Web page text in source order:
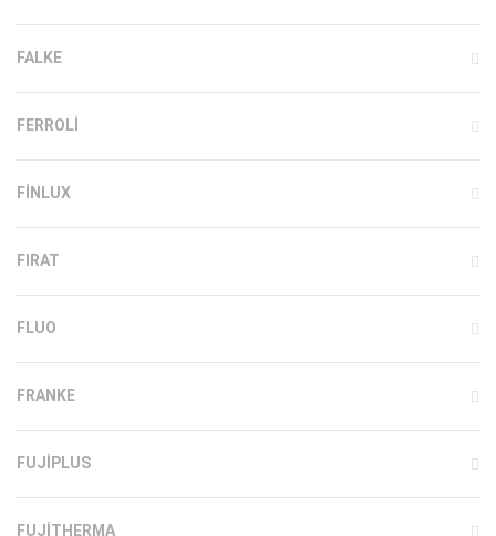
FALKE
FERROLI
FINLUX
FIRAT
FLUO
FRANKE
FUJIPLUS
FUJITHERMA